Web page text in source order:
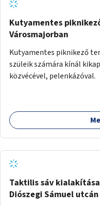
Kutyamentes
Városmajorban
Kutyamentes piknikező
szüleik számára kínál
közvécével, pelenkázóval.
Taktilis sáv
Diószegi Sámuel utcán